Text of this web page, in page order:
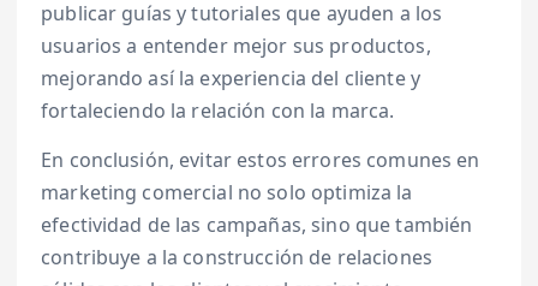
publicar guías y tutoriales que ayuden a los
usuarios a entender mejor sus productos,
mejorando así la experiencia del cliente y
fortaleciendo la relación con la marca.
En conclusión, evitar estos errores comunes en
marketing comercial no solo optimiza la
efectividad de las campañas, sino que también
contribuye a la construcción de relaciones